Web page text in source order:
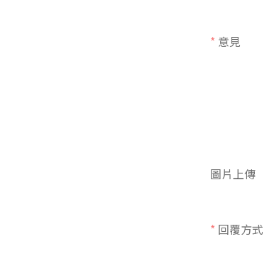
* 意見
圖片上傳
* 回覆方式